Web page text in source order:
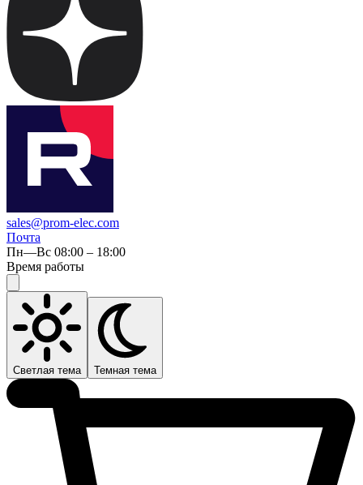
sales@prom-elec.com
Почта
Пн—Вс 08:00 – 18:00
Время работы
Светлая тема Темная тема